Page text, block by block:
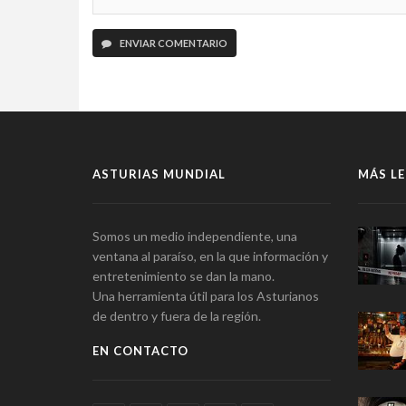
ENVIAR COMENTARIO
ASTURIAS MUNDIAL
Somos un medio independiente, una
ventana al paraíso, en la que información y
entretenimiento se dan la mano.
Una herramienta útil para los Asturianos
de dentro y fuera de la región.
EN CONTACTO
MÁS